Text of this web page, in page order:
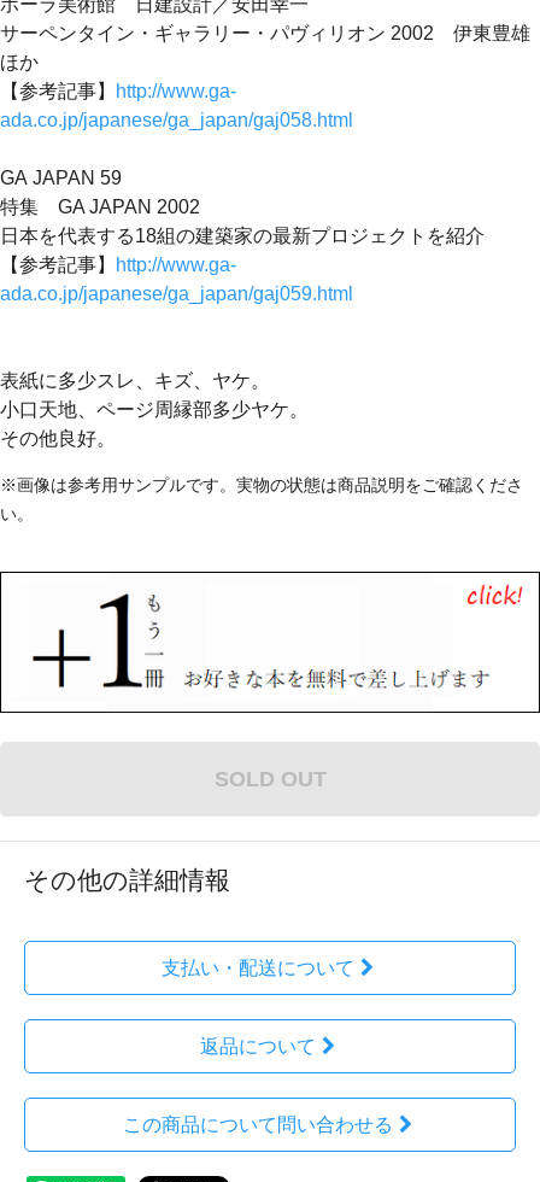
ポーラ美術館 日建設計／安田幸一
サーペンタイン・ギャラリー・パヴィリオン 2002 伊東豊雄
ほか
【参考記事】
http://www.ga-
ada.co.jp/japanese/ga_japan/gaj058.html
GA JAPAN 59
特集 GA JAPAN 2002
日本を代表する18組の建築家の最新プロジェクトを紹介
【参考記事】
http://www.ga-
ada.co.jp/japanese/ga_japan/gaj059.html
表紙に多少スレ、キズ、ヤケ。
小口天地、ページ周縁部多少ヤケ。
その他良好。
※画像は参考用サンプルです。実物の状態は商品説明をご確認くださ
い。
SOLD OUT
その他の詳細情報
支払い・配送について
返品について
この商品について問い合わせる